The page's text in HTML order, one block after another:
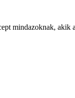
mindazoknak,